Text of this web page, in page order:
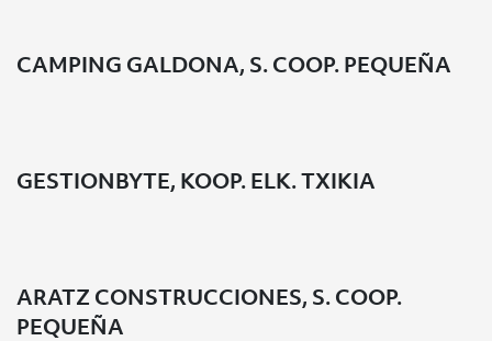
CAMPING GALDONA, S. COOP. PEQUEÑA
GESTIONBYTE, KOOP. ELK. TXIKIA
ARATZ CONSTRUCCIONES, S. COOP.
PEQUEÑA